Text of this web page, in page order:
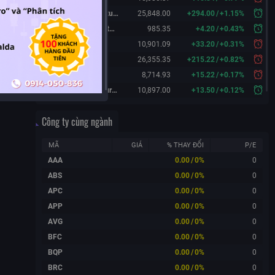
Hang Seng Futures
25,848.00 +294.00/+1.15%
KOSPI 200 Futures
985.35 +4.20/+0.43%
FTSE 100
10,901.09 +33.20/+0.31%
DAX
26,355.35 +215.22/+0.82%
CAC 40
8,714.93 +15.22/+0.17%
FTSE 100 Futures
10,897.00 +13.50/+0.12%
Công ty cùng ngành
MÃ GIÁ % THAY ĐỔI P/E
AAA 0.00/0%
0
ABS
0.00/0%
0
APC
0.00/0%
0
APP
0.00/0%
0
AVG
0.00/0%
0
BFC
0.00/0%
0
BQP
0.00/0%
0
BRC
0.00/0% 0